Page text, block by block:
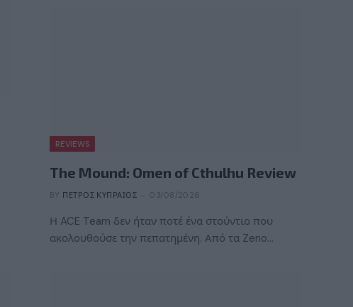
REVIEWS
The Mound: Omen of Cthulhu Review
BY ΠΈΤΡΟΣ ΚΥΠΡΑΊΟΣ 03/08/2026
Η ACE Team δεν ήταν ποτέ ένα στούντιο που
ακολουθούσε την πεπατημένη. Από τα Zeno…